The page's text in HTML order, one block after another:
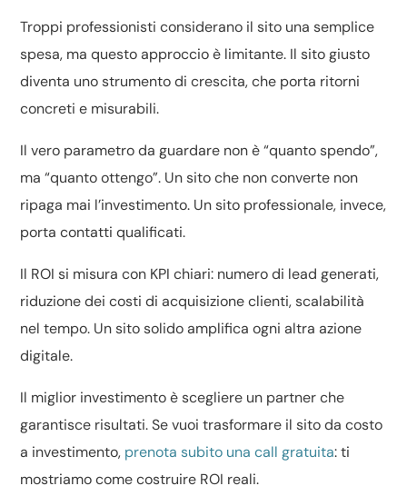
Troppi professionisti considerano il sito una semplice
spesa, ma questo approccio è limitante. Il sito giusto
diventa uno strumento di crescita, che porta ritorni
concreti e misurabili.
Il vero parametro da guardare non è “quanto spendo”,
ma “quanto ottengo”. Un sito che non converte non
ripaga mai l’investimento. Un sito professionale, invece,
porta contatti qualificati.
Il ROI si misura con KPI chiari: numero di lead generati,
riduzione dei costi di acquisizione clienti, scalabilità
nel tempo. Un sito solido amplifica ogni altra azione
digitale.
Il miglior investimento è scegliere un partner che
garantisce risultati. Se vuoi trasformare il sito da costo
a investimento, prenota subito una call gratuita: ti
mostriamo come costruire ROI reali.